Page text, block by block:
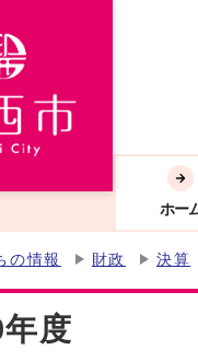
ホー
の情報 財政 決算
度